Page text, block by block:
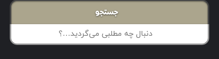
جستجو